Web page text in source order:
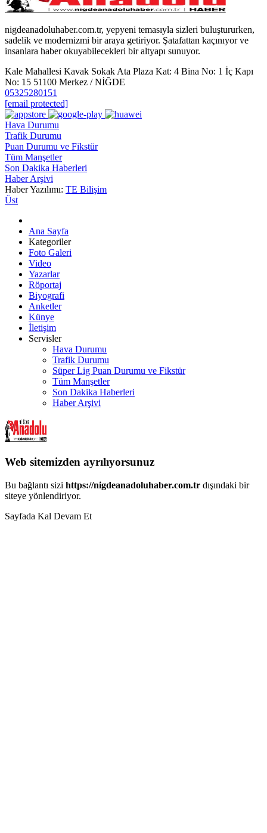
nigdeanadoluhaber.com.tr, yepyeni temasıyla sizleri buluştururken,
sadelik ve modernizmi bir araya getiriyor. Şatafattan kaçınıyor ve
insanlara haber okuyabilecekleri bir altyapı sunuyor.
Kale Mahallesi Kavak Sokak Ata Plaza Kat: 4 Bina No: 1 İç Kapı
No: 15 51100 Merkez / NİĞDE
05325280151
[email protected]
Hava Durumu
Trafik Durumu
Puan Durumu ve Fikstür
Tüm Manşetler
Son Dakika Haberleri
Haber Arşivi
Haber Yazılımı: TE Bilişim
Üst
Ana Sayfa
Kategoriler
Foto Galeri
Video
Yazarlar
Röportaj
Biyografi
Anketler
Künye
İletişim
Servisler
Hava Durumu
Trafik Durumu
Süper Lig Puan Durumu ve Fikstür
Tüm Manşetler
Son Dakika Haberleri
Haber Arşivi
Web sitemizden ayrılıyorsunuz
Bu bağlantı sizi https://nigdeanadoluhaber.com.tr dışındaki bir
siteye yönlendiriyor.
Sayfada Kal Devam Et